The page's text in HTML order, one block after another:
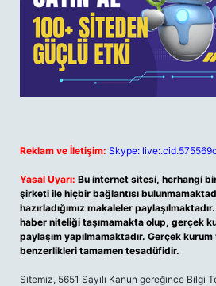
Reklam ve İletişim: Skype:
Yasal Uyarı: Bu internet sitesi, herhangi
şirketi ile hiçbir bağlantısı
hazırladığımız makaleler
haber niteliği taşımamakta olup, gerçek
paylaşım yapılmamaktadır. Gerçek
benzerlikleri tamamen tesadüfidir.
Sitemiz, 5651 Sayılı Kanun gereğince Bilgi